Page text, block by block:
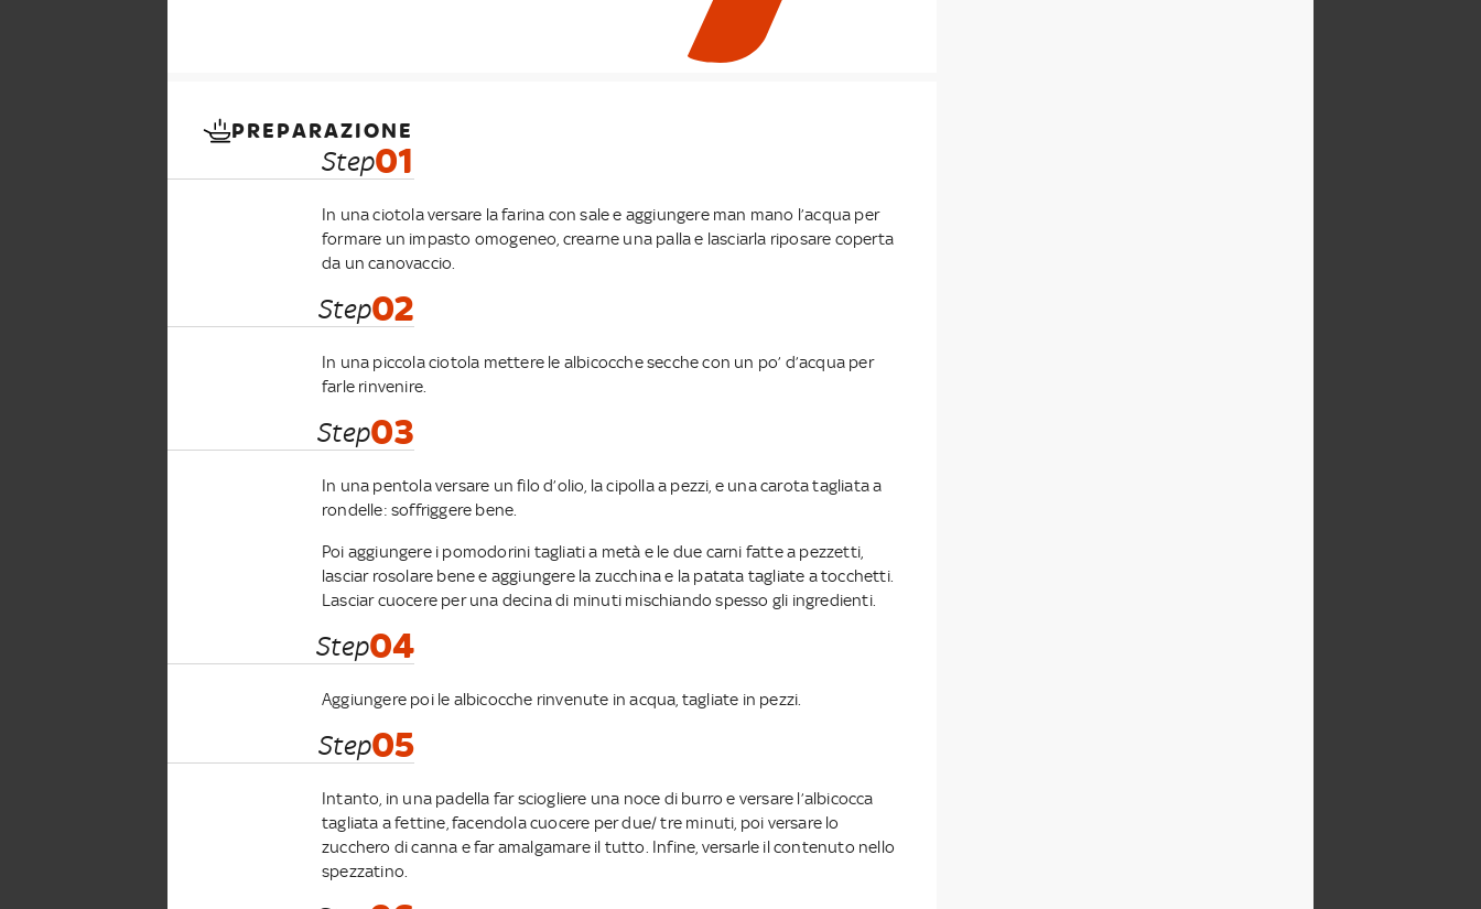
PREPARAZIONE
Step01
In una ciotola versare la farina con sale e aggiungere man mano l’acqua per
formare un impasto omogeneo, crearne una palla e lasciarla riposare coperta
da un canovaccio.
Step02
In una piccola ciotola mettere le albicocche secche con un po’ d’acqua per
farle rinvenire.
Step03
In una pentola versare un filo d’olio, la cipolla a pezzi, e una carota tagliata a
rondelle: soffriggere bene.
Poi aggiungere i pomodorini tagliati a metà e le due carni fatte a pezzetti,
lasciar rosolare bene e aggiungere la zucchina e la patata tagliate a tocchetti.
Lasciar cuocere per una decina di minuti mischiando spesso gli ingredienti.
Step04
Aggiungere poi le albicocche rinvenute in acqua, tagliate in pezzi.
Step05
Intanto, in una padella far sciogliere una noce di burro e versare l’albicocca
tagliata a fettine, facendola cuocere per due/ tre minuti, poi versare lo
zucchero di canna e far amalgamare il tutto. Infine, versarle il contenuto nello
spezzatino.